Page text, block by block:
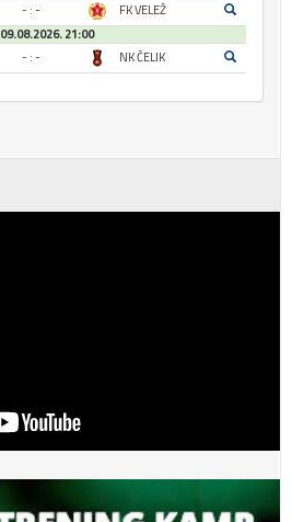
- : -
FK VELEŽ
09.08.2026. 21:00
- : - NK ČELIK